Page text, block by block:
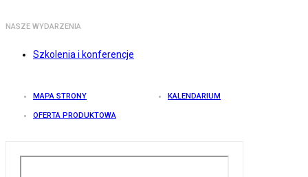
NASZE WYDARZENIA
Szkolenia i konferencje
MAPA STRONY KALENDARIUM
OFERTA PRODUKTOWA